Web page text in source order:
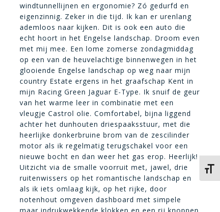
windtunnellijnen en ergonomie? Zó gedurfd en
eigenzinnig. Zeker in die tijd. Ik kan er urenlang
ademloos naar kijken. Dit is ook een auto die
echt hoort in het Engelse landschap. Droom even
met mij mee. Een lome zomerse zondagmiddag
op een van de heuvelachtige binnenwegen in het
glooiende Engelse landschap op weg naar mijn
country Estate ergens in het graafschap Kent in
mijn Racing Green Jaguar E-Type. Ik snuif de geur
van het warme leer in combinatie met een
vleugje Castrol olie. Comfortabel, bijna liggend
achter het dunhouten driespaaksstuur, met die
heerlijke donkerbruine brom van de zescilinder
motor als ik regelmatig terugschakel voor een
nieuwe bocht en dan weer het gas erop. Heerlijk!
Uitzicht via de smalle voorruit met, jawel, drie
ruitenwissers op het romantische landschap en
als ik iets omlaag kijk, op het rijke, door
notenhout omgeven dashboard met simpele